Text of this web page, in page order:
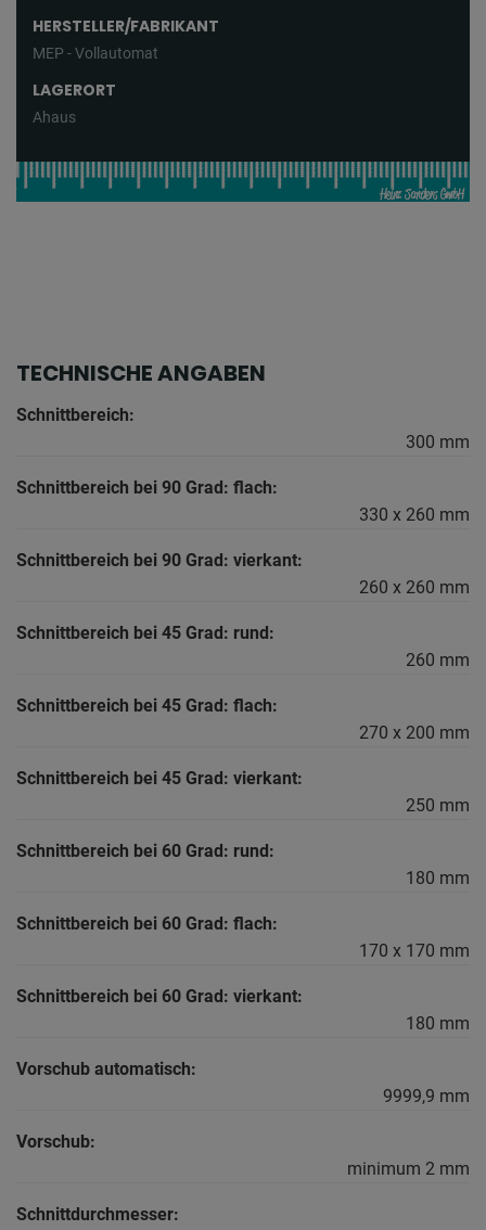
HERSTELLER/FABRIKANT
MEP - Vollautomat
LAGERORT
Ahaus
TECHNISCHE ANGABEN
Schnittbereich:
300 mm
Schnittbereich bei 90 Grad: flach:
330 x 260 mm
Schnittbereich bei 90 Grad: vierkant:
260 x 260 mm
Schnittbereich bei 45 Grad: rund:
260 mm
Schnittbereich bei 45 Grad: flach:
270 x 200 mm
Schnittbereich bei 45 Grad: vierkant:
250 mm
Schnittbereich bei 60 Grad: rund:
180 mm
Schnittbereich bei 60 Grad: flach:
170 x 170 mm
Schnittbereich bei 60 Grad: vierkant:
180 mm
Vorschub automatisch:
9999,9 mm
Vorschub:
minimum 2 mm
Schnittdurchmesser: